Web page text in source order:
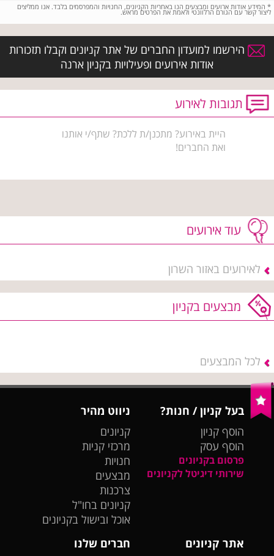
* המידע אודות ארועים ומבצעים הנו באחריות הקניונים, החנויות והמפרסמים בלבד. אנו ממליצים
ליצור קשר עם הגורם הרלוונטי ולאמת את הפרטים מראש.
הירשמו למועדון החברים של אתר קניונים וקבלו תזכורות
אודות אירועים ופעילויות בקניון ארנה
תגובות לאירוע
היית באירוע? מתכנן/ת ללכת? שתף/י אותנו
ואת החברים!
עוד אירועים
לאירועים באזור השרון
מבצעים בקניון
לכל המבצעים
בעל קניון / חנות?
הוסף קניון
הוסף עסק
פרסום בקניונים
שירותי דיגיטל לקניונים
ניווט מהיר
קניונים
מרכזי קניות
חנויות
מבצעים
צרכנות
קניונים בחו"ל
אוכל ובישול בקניונים
אתר קניונים
חברים שלנו